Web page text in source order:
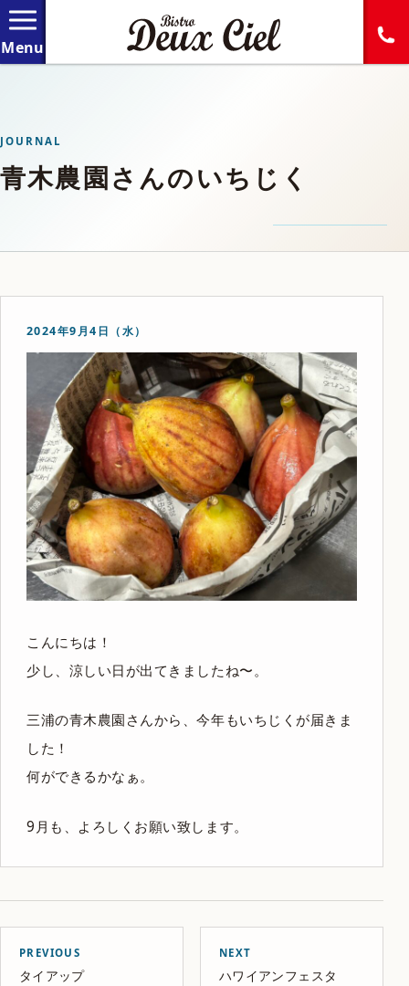
JOURNAL
青木農園さんのいちじく
2024年9月4日（水）
こんにちは！
少し、涼しい日が出てきましたね〜。
三浦の青木農園さんから、今年もいちじくが届きま
した！
何ができるかなぁ。
9月も、よろしくお願い致します。
PREVIOUS
タイアップ
NEXT
ハワイアンフェスタ